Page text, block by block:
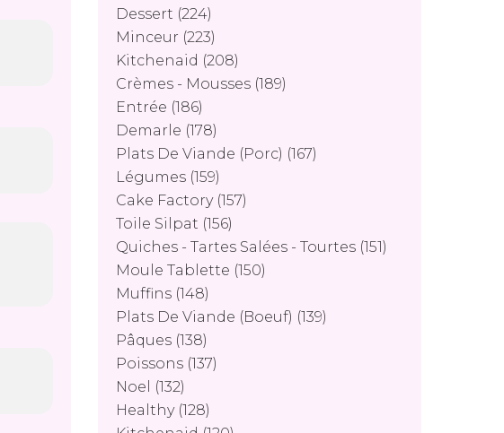
Dessert (224)
Minceur (223)
Kitchenaid (208)
Crèmes - Mousses (189)
Entrée (186)
Demarle (178)
Plats De Viande (porc) (167)
Légumes (159)
Cake Factory(157)
Toile Silpat (156)
Quiches - Tartes Salées - Tourtes (151)
Moule Tablette (150)
Muffins (148)
Plats De Viande (boeuf) (139)
Pâques (138)
Poissons (137)
Noel
(132)
Healthy(128)